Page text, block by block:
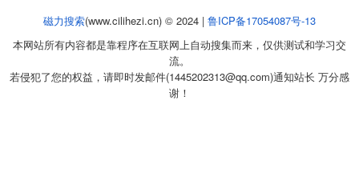
磁力搜索(www.cilihezi.cn) © 2024 | 鲁ICP备17054087号-13
本网站所有内容都是靠程序在互联网上自动搜集而来，仅供测试和学习交
流。
若侵犯了您的权益，请即时发邮件(1445202313@qq.com)通知站长 万分感
谢！